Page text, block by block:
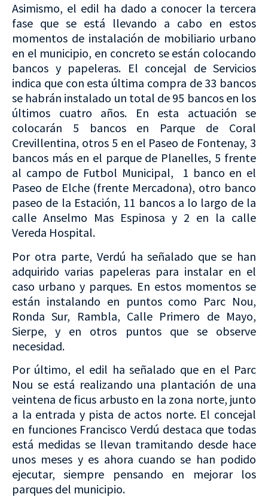
Asimismo, el edil ha dado a conocer la tercera
fase que se está llevando a cabo en estos
momentos de instalación de mobiliario urbano
en el municipio, en concreto se están colocando
bancos y papeleras. El concejal de Servicios
indica que con esta última compra de 33 bancos
se habrán instalado un total de 95 bancos en los
últimos cuatro años. En esta actuación se
colocarán 5 bancos en Parque de Coral
Crevillentina, otros 5 en el Paseo de Fontenay, 3
bancos más en el parque de Planelles, 5 frente
al campo de Futbol Municipal, 1 banco en el
Paseo de Elche (frente Mercadona), otro banco
paseo de la Estación, 11 bancos a lo largo de la
calle Anselmo Mas Espinosa y 2 en la calle
Vereda Hospital.
Por otra parte, Verdú ha señalado que se han
adquirido varias papeleras para instalar en el
caso urbano y parques. En estos momentos se
están instalando en puntos como Parc Nou,
Ronda Sur, Rambla, Calle Primero de Mayo,
Sierpe, y en otros puntos que se observe
necesidad.
Por último, el edil ha señalado que en el Parc
Nou se está realizando una plantación de una
veintena de ficus arbusto en la zona norte, junto
a la entrada y pista de actos norte. El concejal
en funciones Francisco Verdú destaca que todas
está medidas se llevan tramitando desde hace
unos meses y es ahora cuando se han podido
ejecutar, siempre pensando en mejorar los
parques del municipio.